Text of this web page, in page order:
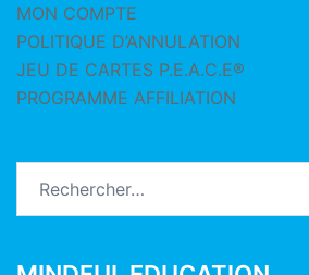
MON COMPTE
POLITIQUE D’ANNULATION
JEU DE CARTES P.E.A.C.E®
PROGRAMME AFFILIATION